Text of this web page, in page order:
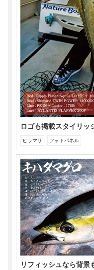
ロゴも掲載スタイリッ
ヒラマサ フォトパネル
リフィッシュなら背景